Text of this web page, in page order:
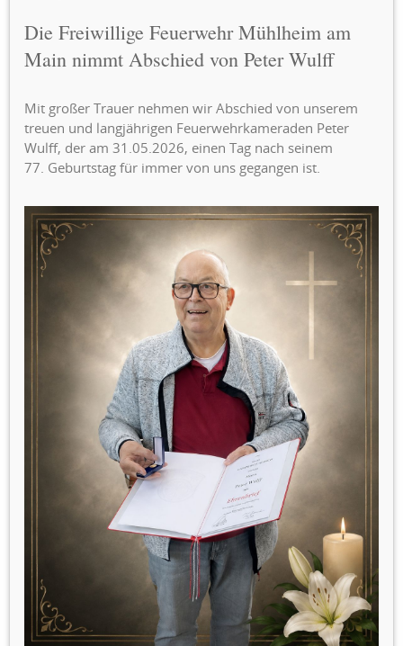
Die Freiwillige Feuerwehr Mühlheim am
Main nimmt Abschied von Peter Wulff
Mit großer Trauer nehmen wir Abschied von unserem
treuen und langjährigen Feuerwehrkameraden Peter
Wulff, der am 31.05.2026, einen Tag nach seinem
77. Geburtstag für immer von uns gegangen ist.